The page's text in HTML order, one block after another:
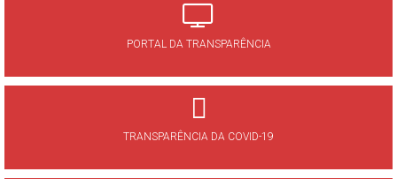
PORTAL DA TRANSPARÊNCIA
TRANSPARÊNCIA DA COVID-19